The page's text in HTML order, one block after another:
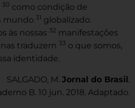
30 como condição de
mundo 31 globalizado.
às nossas 32 manifestações
traduzem 33 o que somos,
identidade.
SALGADO, M. Jornal do Brasil.
B. 10 jun. 2018. Adaptado.